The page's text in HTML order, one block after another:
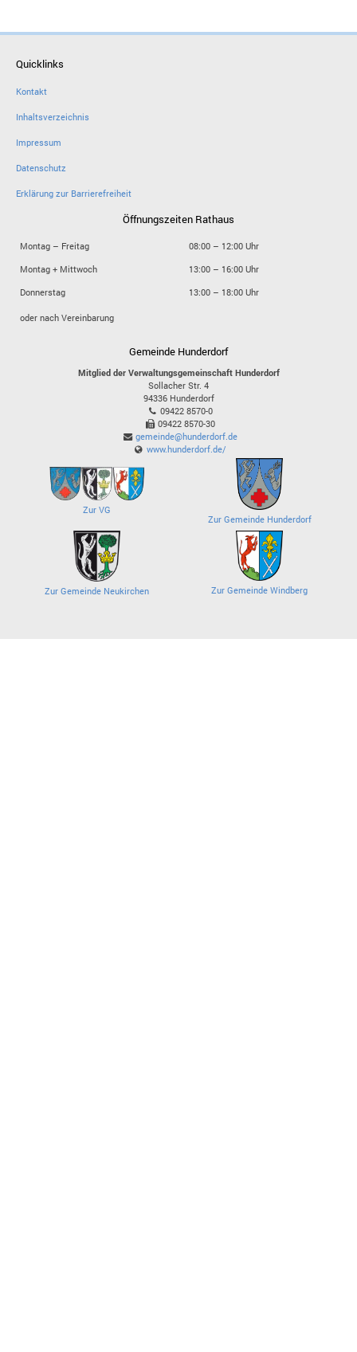
Quicklinks
Kontakt
Inhaltsverzeichnis
Impressum
Datenschutz
Erklärung zur Barrierefreiheit
Öffnungszeiten Rathaus
Montag – Freitag
08:00 – 12:00 Uhr
Montag + Mittwoch
13:00 – 16:00 Uhr
Donnerstag
13:00 – 18:00 Uhr
oder nach Vereinbarung
Gemeinde Hunderdorf
Mitglied der Verwaltungsgemeinschaft Hunderdorf
Sollacher Str. 4
94336 Hunderdorf
09422 8570-0
09422 8570-30
gemeinde@hunderdorf.de
www.hunderdorf.de/
Zur VG
Zur Gemeinde Hunderdorf
Zur Gemeinde Neukirchen Zur Gemeinde Windberg